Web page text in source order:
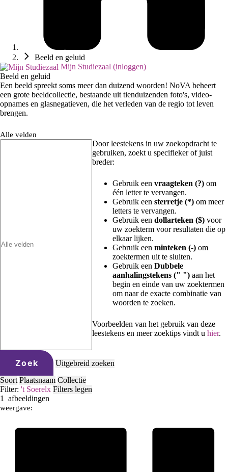
Beeld en geluid
Mijn Studiezaal (inloggen)
Beeld en geluid
Een beeld spreekt soms meer dan duizend woorden! NoVA beheert
een grote beeldcollectie, bestaande uit tienduizenden foto's, video-
opnames en glasnegatieven, die het verleden van de regio tot leven
brengen.
Alle velden
Door leestekens in uw zoekopdracht te
gebruiken, zoekt u specifieker of juist
breder:
Gebruik een vraagteken (?) om
één letter te vervangen.
Gebruik een sterretje (*) om meer
letters te vervangen.
Gebruik een dollarteken ($) voor
uw zoekterm voor resultaten die op
elkaar lijken.
Gebruik een minteken (-) om
zoektermen uit te sluiten.
Gebruik een Dubbele
aanhalingstekens (" ") aan het
begin en einde van uw zoektermen
om naar de exacte combinatie van
woorden te zoeken.
Voorbeelden van het gebruik van deze
leestekens en meer zoektips vindt u hier.
Zoek
Uitgebreid zoeken
Soort Plaatsnaam Collectie
Filter: 't Soerelx Filters legen
1
afbeeldingen
weergave: